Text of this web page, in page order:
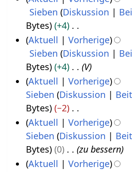
n
g
m
n
f
a
s
s
u
n
g
s
a
m
m
n
f
a
s
s
u
n
g
u
n
s
u
s
a
m
m
e
n
f
100
i
n
B
e
a
r
b
e
i
t
2
1
Sieben Diskussion
Bytes
+4
K
i
n
e
B
e
a
r
b
n
Aktuell Vorherige
Sieben Diskussion
Bytes
+4 V
z
Aktuell Vorherige
Sieben Diskussion
Bytes
−2
K
e
i
n
Aktuell Vorherige
Sieben Diskussion
Bytes
0 zu bessern
Aktuell Vorherige